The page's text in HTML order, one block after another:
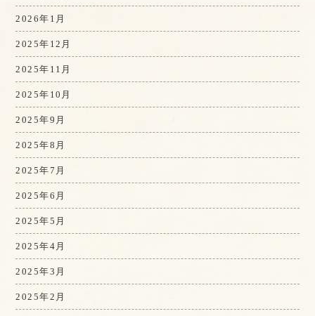
2026年1月
2025年12月
2025年11月
2025年10月
2025年9月
2025年8月
2025年7月
2025年6月
2025年5月
2025年4月
2025年3月
2025年2月